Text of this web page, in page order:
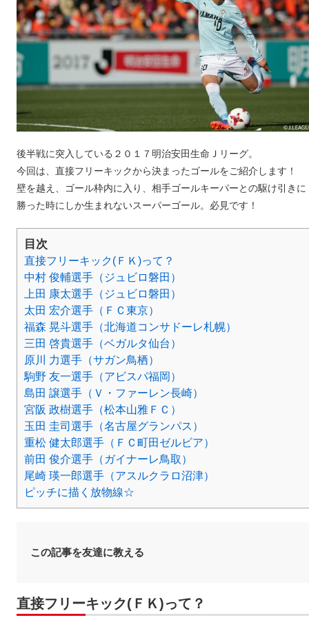
後半戦に突入している２０１７明治安田生命Ｊリーグ。
今回は、直接フリーキックから決まったゴールをご紹介します！
壁を越え、ゴール枠内に入り、相手ゴールキーパーとの駆け引きに
勝った時にしか生まれないスーパーゴール。必見です！
目次
直接フリーキック(ＦＫ)って？
中村 俊輔選手（ジュビロ磐田）
上田 康太選手（ジュビロ磐田）
太田 宏介選手（ＦＣ東京）
福森 晃斗選手（北海道コンサドーレ札幌）
三田 啓貴選手（ベガルタ仙台）
原川 力選手（サガン鳥栖）
駒野 友一選手（アビスパ福岡）
島田 譲選手（Ｖ・ファーレン長崎）
宮阪 政樹選手（松本山雅ＦＣ）
玉田 圭司選手（名古屋グランパス）
重松 健太郎選手（ＦＣ町田ゼルビア）
前田 俊介選手（ガイナーレ鳥取）
尾崎 瑛一郎選手（アスルクラロ沼津）
ピッチに描く放物線☆
この記事を友達に教える
直接フリーキック(ＦＫ)って？